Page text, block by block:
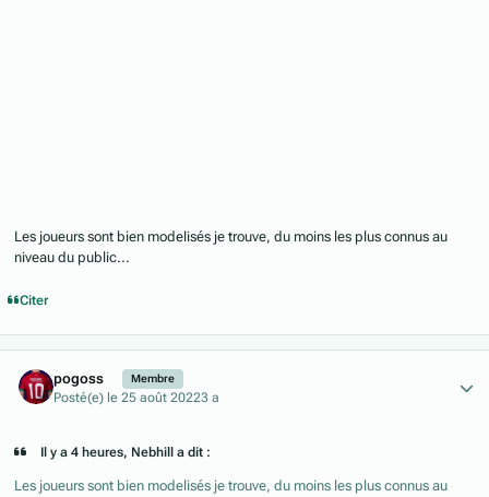
Les joueurs sont bien modelisés je trouve, du moins les plus connus au
niveau du public...
Citer
pogoss Membre
Posté(e) le 25 août 20223 a
Il y a 4 heures, Nebhill a dit :
Les joueurs sont bien modelisés je trouve, du moins les plus connus au